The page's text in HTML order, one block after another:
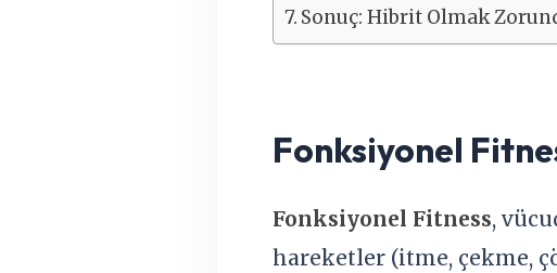
Sonuç: Hibrit Olmak
Fonksiyonel
Fonksiyonel Fitness,
hareketler (itme, çekme,